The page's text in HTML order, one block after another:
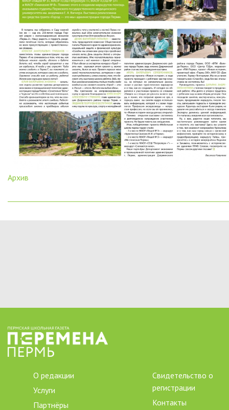
Архив
О редакции
Услуги
Партнёры
Свидетельство о
регистрации
Контакты